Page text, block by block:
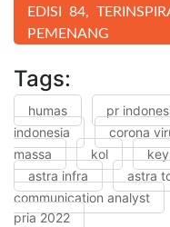
EDISI 84,
PEMENANG
Tags:
humas pr
indonesia
corona
massa
kol
astra infra
astra
communication analyst
pria 2022